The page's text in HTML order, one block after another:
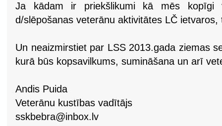
Ja kādam ir priekšlikumi kā mēs kopīgi
d/slēpošanas veterānu aktivitātes LČ ietvaros,
Un neaizmirstiet par LSS 2013.gada ziemas
kurā būs kopsavilkums, sumināšana un arī
Andis Puida
Veterānu kustības vadītājs
sskbebra@inbox.lv